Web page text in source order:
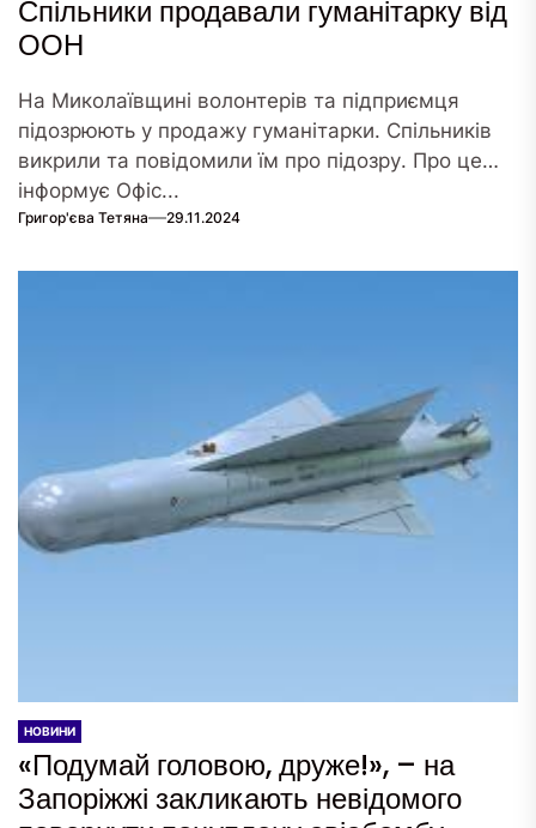
Спільники продавали гуманітарку від
ООН
На Миколаївщині волонтерів та підприємця
підозрюють у продажу гуманітарки. Спільників
викрили та повідомили їм про підозру. Про це
інформує Офіс...
Григор'єва Тетяна 29.11.2024
НОВИНИ
«Подумай головою, друже!», – на
Запоріжжі закликають невідомого